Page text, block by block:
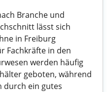
Branche und
lässt sich
in Freiburg
Fachkräfte in den
werden häufig
geboten, während
durch ein gutes